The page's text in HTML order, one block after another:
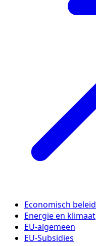
Economisch beleid
Energie en klimaat
EU-algemeen
EU-Subsidies